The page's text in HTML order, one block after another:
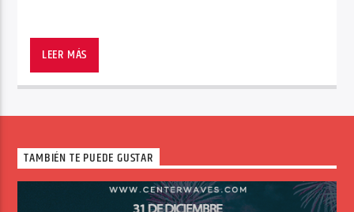
Center Waves
LEER MÁS
TAMBIÉN TE PUEDE GUSTAR